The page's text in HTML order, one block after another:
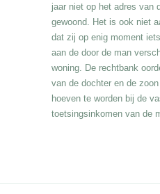
jaar niet op het adres van
gewoond. Het is ook niet
dat zij op enig moment
aan de door de man
woning. De rechtbank
van de dochter en de
hoeven te worden bij de
toetsingsinkomen van de